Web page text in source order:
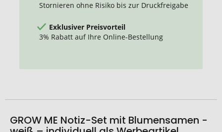
Stornieren ohne Risiko bis zur Druckfreigabe
Exklusiver Preisvorteil
3% Rabatt auf Ihre Online-Bestellung
GROW ME Notiz-Set mit Blumensamen -